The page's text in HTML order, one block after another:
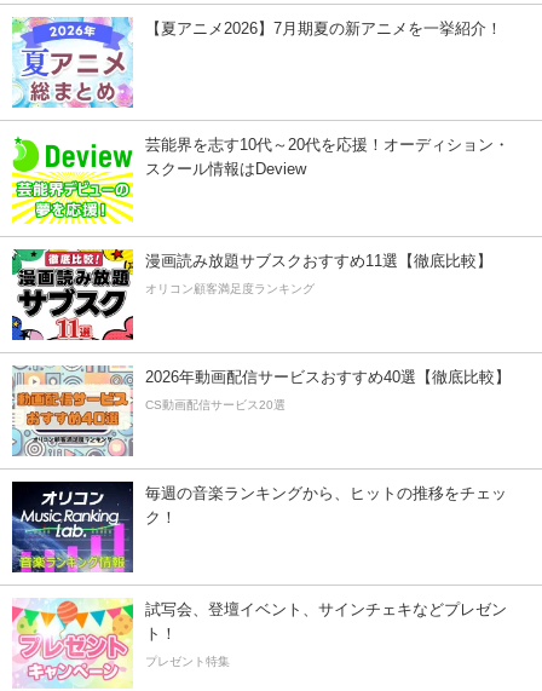
【夏アニメ2026】7月期夏の新アニメを一挙紹介！
芸能界を志す10代～20代を応援！オーディション・
スクール情報はDeview
漫画読み放題サブスクおすすめ11選【徹底比較】
オリコン顧客満足度ランキング
2026年動画配信サービスおすすめ40選【徹底比較】
CS動画配信サービス20選
毎週の音楽ランキングから、ヒットの推移をチェッ
ク！
試写会、登壇イベント、サインチェキなどプレゼン
ト！
プレゼント特集